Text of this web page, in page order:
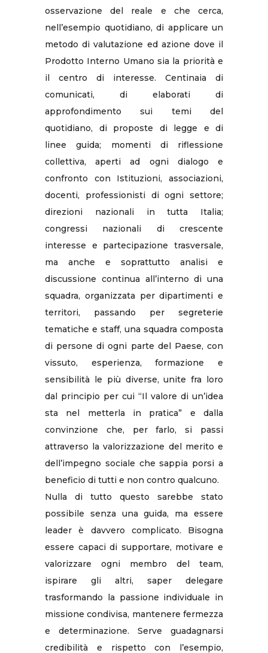
osservazione del reale e che cerca,
nell’esempio quotidiano, di applicare un
metodo di valutazione ed azione dove il
Prodotto Interno Umano sia la priorità e
il centro di interesse. Centinaia di
comunicati, di elaborati di
approfondimento sui temi del
quotidiano, di proposte di legge e di
linee guida; momenti di riflessione
collettiva, aperti ad ogni dialogo e
confronto con Istituzioni, associazioni,
docenti, professionisti di ogni settore;
direzioni nazionali in tutta Italia;
congressi nazionali di crescente
interesse e partecipazione trasversale,
ma anche e soprattutto analisi e
discussione continua all’interno di una
squadra, organizzata per dipartimenti e
territori, passando per segreterie
tematiche e staff, una squadra composta
di persone di ogni parte del Paese, con
vissuto, esperienza, formazione e
sensibilità le più diverse, unite fra loro
dal principio per cui “Il valore di un’idea
sta nel metterla in pratica” e dalla
convinzione che, per farlo, si passi
attraverso la valorizzazione del merito e
dell’impegno sociale che sappia porsi a
beneficio di tutti e non contro qualcuno.
Nulla di tutto questo sarebbe stato
possibile senza una guida, ma essere
leader è davvero complicato. Bisogna
essere capaci di supportare, motivare e
valorizzare ogni membro del team,
ispirare gli altri, saper delegare
trasformando la passione individuale in
missione condivisa, mantenere fermezza
e determinazione. Serve guadagnarsi
credibilità e rispetto con l’esempio,